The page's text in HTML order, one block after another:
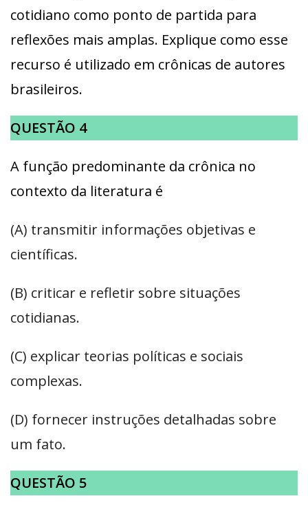
cotidiano como ponto de partida para
reflexões mais amplas. Explique como esse
recurso é utilizado em crônicas de autores
brasileiros.
QUESTÃO 4
A função predominante da crônica no
contexto da literatura é
(A) transmitir informações objetivas e
científicas.
(B) criticar e refletir sobre situações
cotidianas.
(C) explicar teorias políticas e sociais
complexas.
(D) fornecer instruções detalhadas sobre
um fato.
QUESTÃO 5